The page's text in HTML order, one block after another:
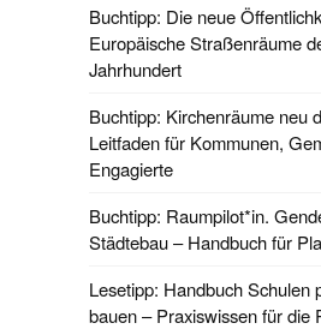
Buchtipp: Die neue
Europäische Straßenräume
Jahrhundert
Buchtipp: Kirchenräume neu
Leitfaden für Kommunen,
Engagierte
Buchtipp: Raumpilot*in.
Städtebau – Handbuch für
Lesetipp: Handbuch Schulen
bauen – Praxiswissen für die